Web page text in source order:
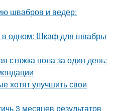
швабров и ведер:
в одном: Шкаф для швабры
стяжка пола за один день:
хотят улучшить свои
3 месяцев результатов